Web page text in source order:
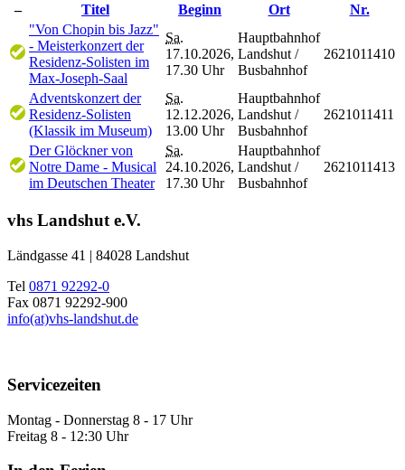
– Titel Beginn Ort
Nr.
"Von Chopin bis Jazz"
- Meisterkonzert der
Residenz-Solisten im
Max-Joseph-Saal
Sa.
17.10.2026,
17.30 Uhr
Hauptbahnhof
Landshut /
Busbahnhof
2621011410
Adventskonzert der
Residenz-Solisten
(Klassik im Museum)
Sa.
12.12.2026,
13.00 Uhr
Hauptbahnhof
Landshut /
Busbahnhof
2621011411
Der Glöckner von
Notre Dame - Musical
im Deutschen Theater
Sa.
24.10.2026,
17.30 Uhr
Hauptbahnhof
Landshut /
Busbahnhof
2621011413
vhs Landshut e.V.
Ländgasse 41 | 84028 Landshut
Tel 0871 92292-0
Fax 0871 92292-900
info(at)vhs-landshut.de
Servicezeiten
Montag - Donnerstag 8 - 17 Uhr
Freitag 8 - 12:30 Uhr